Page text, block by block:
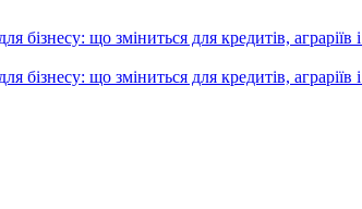
бізнесу: що зміниться для кредитів, аграріїв
бізнесу: що зміниться для кредитів, аграріїв